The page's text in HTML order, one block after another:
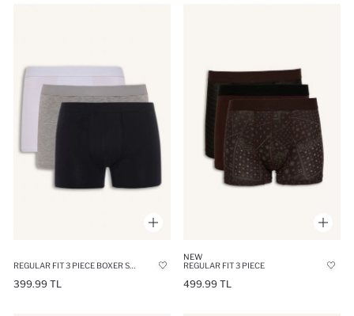
399.99 TL
NEW
REGULAR FIT 3 PIECE
499.99 TL